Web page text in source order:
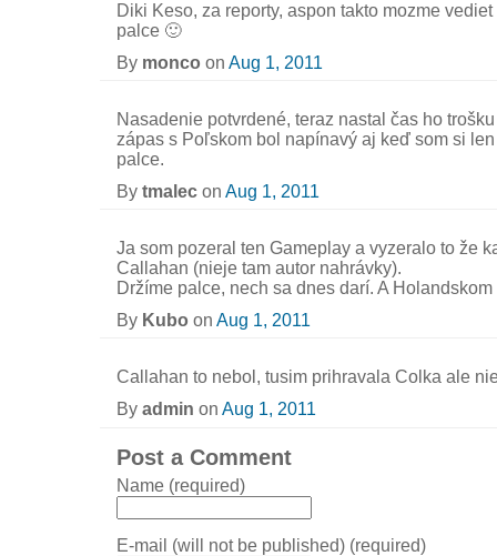
Diki Keso, za reporty, aspon takto mozme
palce 🙂
By monco on Aug 1, 2011
Nasadenie potvrdené, teraz nastal čas ho
zápas s Poľskom bol napínavý aj keď som si
palce.
By tmalec on Aug 1, 2011
Ja som pozeral ten Gameplay a vyzeralo to že
Callahan (nieje tam autor nahrávky).
Držíme palce, nech sa dnes darí. A
By Kubo on Aug 1, 2011
Callahan to nebol, tusim prihravala Colka ale
By admin on Aug 1, 2011
Post a Comment
Name (required)
E-mail (will not be published) (required)